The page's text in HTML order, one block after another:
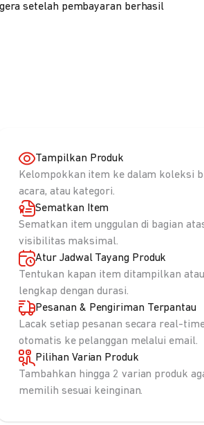
setelah pembayaran berhasil
Tampilkan Produk
Kelompokkan item ke dalam koleksi
acara, atau kategori.
Sematkan Item
Sematkan item unggulan di bagian
visibilitas maksimal.
Atur Jadwal Tayang Produk
Tentukan kapan item ditampilkan
lengkap dengan durasi.
Pesanan & Pengiriman Terpantau
Lacak setiap pesanan secara real-
otomatis ke pelanggan melalui email.
Pilihan Varian Produk
Tambahkan hingga 2 varian produk
memilih sesuai keinginan.